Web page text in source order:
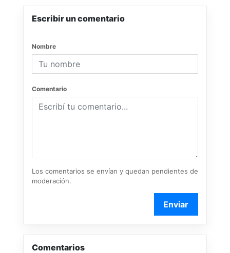
Escribir un comentario
Nombre
Comentario
Los comentarios se envían y quedan pendientes de
moderación.
Enviar
Comentarios